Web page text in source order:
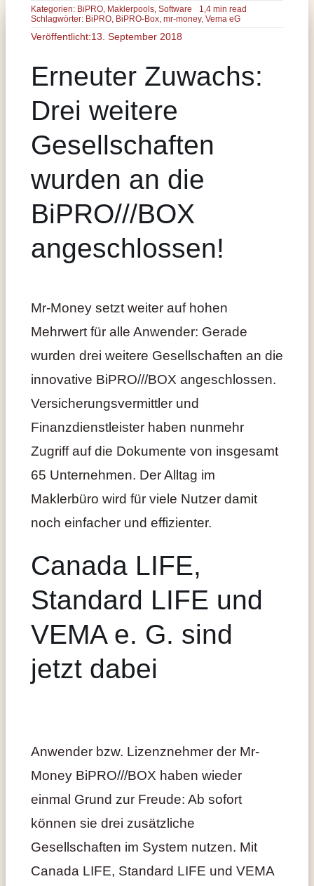
Kategorien: BiPRO, Maklerpools, Software
1,4 min read
Schlagwörter: BiPRO, BiPRO-Box, mr-money, Vema eG
Veröffentlicht:13. September 2018
Erneuter Zuwachs:
Drei weitere
Gesellschaften
wurden an die
BiPRO///BOX
angeschlossen!
Mr-Money setzt weiter auf hohen
Mehrwert für alle Anwender: Gerade
wurden drei weitere Gesellschaften an die
innovative BiPRO///BOX angeschlossen.
Versicherungsvermittler und
Finanzdienstleister haben nunmehr
Zugriff auf die Dokumente von insgesamt
65 Unternehmen. Der Alltag im
Maklerbüro wird für viele Nutzer damit
noch einfacher und effizienter.
Canada LIFE,
Standard LIFE und
VEMA e. G. sind
jetzt dabei
Anwender bzw. Lizenznehmer der Mr-
Money BiPRO///BOX haben wieder
einmal Grund zur Freude: Ab sofort
können sie drei zusätzliche
Gesellschaften im System nutzen. Mit
Canada LIFE, Standard LIFE und VEMA